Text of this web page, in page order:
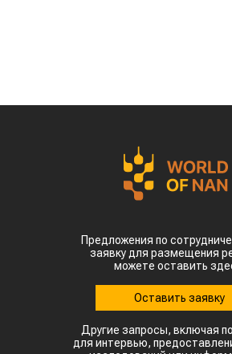
Предложения по
заявку для размещения
можете оставить
Оставить заявку
Другие запросы, включая
для интервью,